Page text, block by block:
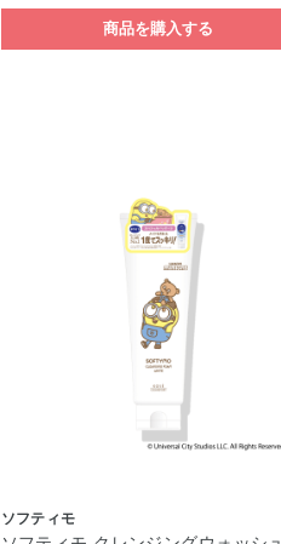
商品を購入する
ソフティモ